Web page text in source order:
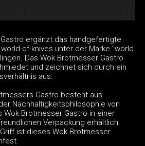
ergänzt das handgefertigte
of-knives unter der Marke "world
Das Wok Brotmesser Gastro
und zeichnet sich durch ein
aus.
Gastro besteht aus
Nachhaltigkeitsphilosophie von
Wok Brotmesser Gastro in einer
Verpackung erhältlich.
ist dieses Wok Brotmesser